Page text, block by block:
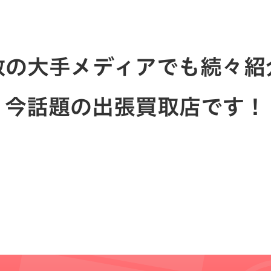
大手メディアでも続々
今話題の出張買取店です！